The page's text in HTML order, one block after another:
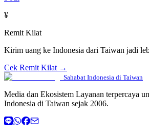
¥
Remit Kilat
Kirim uang ke Indonesia dari Taiwan jadi
Cek Remit Kilat →
Sahabat Indonesia di Taiwan
Media dan Ekosistem Layanan terpercaya
Indonesia di Taiwan sejak 2006.